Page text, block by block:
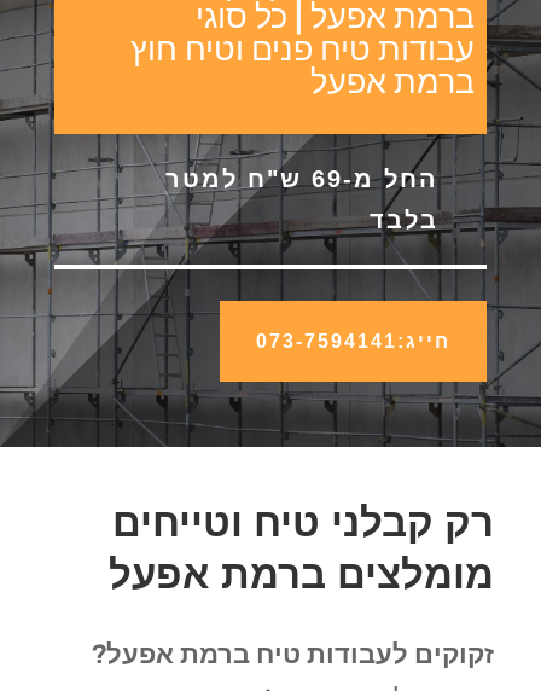
ברמת אפעל | כל סוגי
עבודות טיח פנים וטיח חוץ
ברמת אפעל
החל מ-69 ש"ח למטר
בלבד
חייג:073-7594141
רק קבלני טיח וטייחים
מומלצים ברמת אפעל
זקוקים לעבודות טיח ברמת אפעל?